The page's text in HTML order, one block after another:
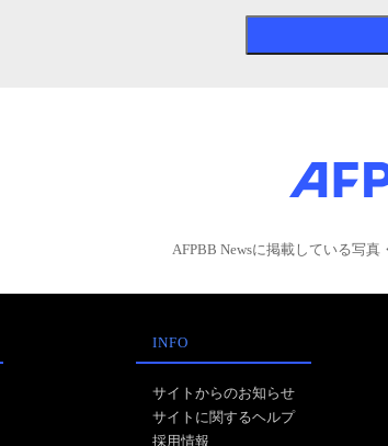
AFPBB Newsに掲載している写
INFO
サイトからのお知らせ
サイトに関するヘルプ
採用情報